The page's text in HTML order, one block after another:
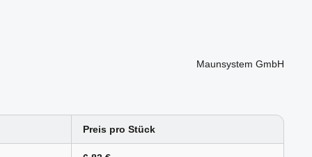
Maunsystem GmbH
Preis pro Stück